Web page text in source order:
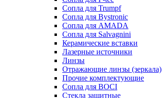
Сопла для Trumpf
Сопла для Bystronic
Сопла для AMADA
Сопла для Salvagnini
Керамические вставки
Лазерные источники
Линзы
Отражающие линзы (зеркала)
Прочие комплектующие
Сопла для BOCI
Стекла защитные